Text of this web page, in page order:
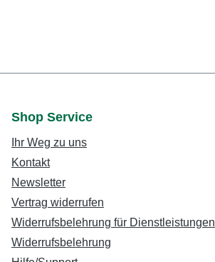
Shop Service
Ihr Weg zu uns
Kontakt
Newsletter
Vertrag widerrufen
Widerrufsbelehrung für Dienstleistungen
Widerrufsbelehrung